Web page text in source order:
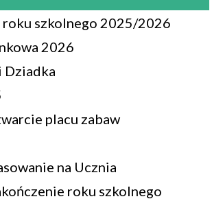
roku szkolnego 2025/2026
2026
Dziadka
placu zabaw
na Ucznia
roku szkolnego